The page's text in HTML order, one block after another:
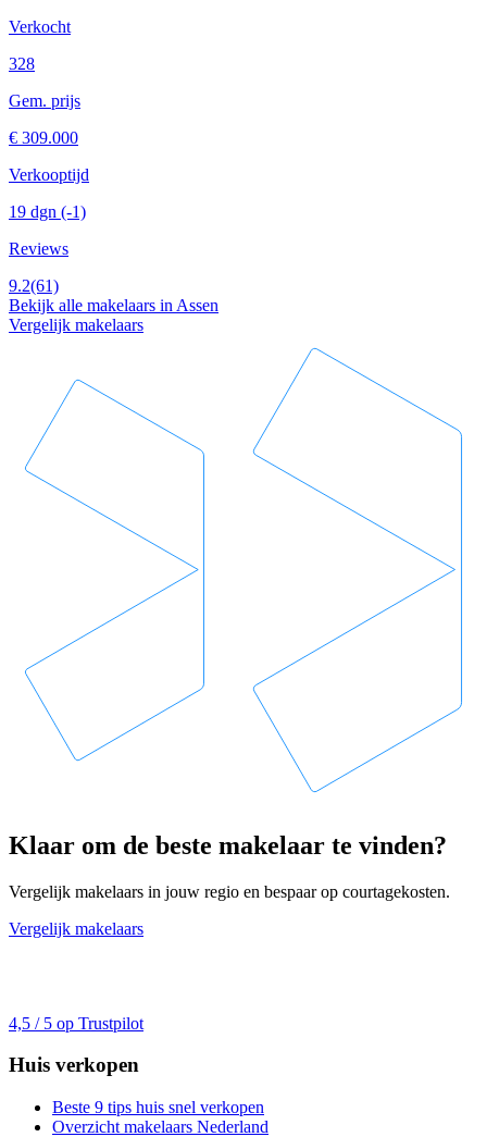
Verkocht
328
Gem. prijs
€ 309.000
Verkooptijd
19 dgn (-1)
Reviews
9.2(61)
Bekijk alle makelaars in Assen
Vergelijk makelaars
Klaar om de beste makelaar te vinden?
Vergelijk makelaars in jouw regio en bespaar op courtagekosten.
Vergelijk makelaars
4,5 / 5 op Trustpilot
Huis verkopen
Beste 9 tips huis snel verkopen
Overzicht makelaars Nederland